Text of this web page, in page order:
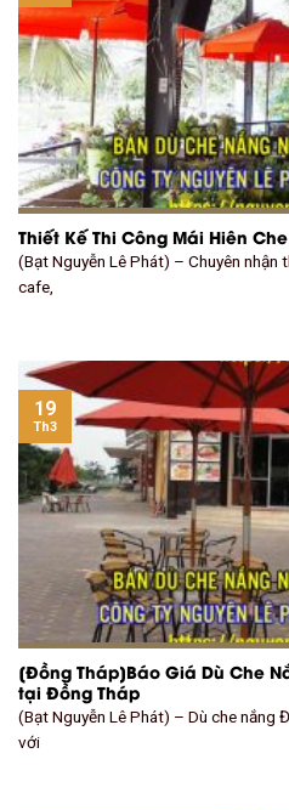
Thiết Kế Thi Công Mái Hiên
(Bạt Nguyễn Lê Phát) – Chuyên nhận
cafe,
[Đồng Tháp]Báo Giá Dù Che
tại Đồng Tháp
(Bạt Nguyễn Lê Phát) – Dù che nắng
với
19
Th3